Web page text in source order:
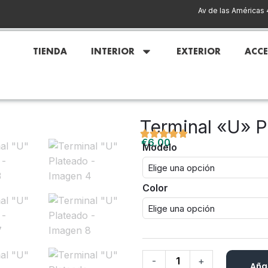
Av de las Américas
TIENDA INTERIOR EXTERIOR
Terminal «U»
€6,00
Modelo
Color
-
Terminal
"U"
Plateado
cantidad
+